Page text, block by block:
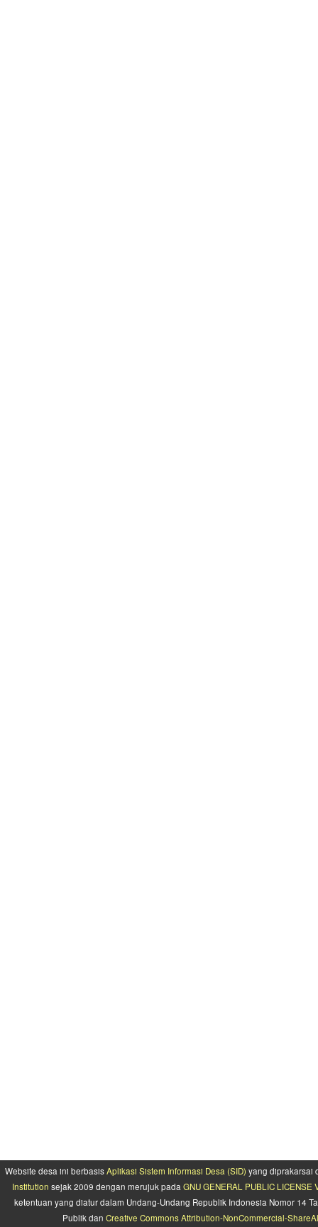
Website desa ini berbasisAplikasi Sistem Informasi Desa (SID) yang diprakarsai
Institution sejak 2009 dengan merujuk padaGNU GENERAL PUBLIC LICENSE
ketentuan yang diatur dalam Undang-Undang Republik Indonesia Nomor 14
Publik dan Creative Commons Attribution-NonCommercial-